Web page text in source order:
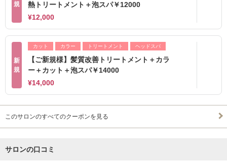
規
熱トリートメント＋泡スパ￥12000
¥12,000
新
規
カット カラー トリートメント ヘッドスパ
【ご新規様】髪質改善トリートメント＋カラ
ー＋カット＋泡スパ￥14000
¥14,000
このサロンのすべてのクーポンを見る
サロンの口コミ